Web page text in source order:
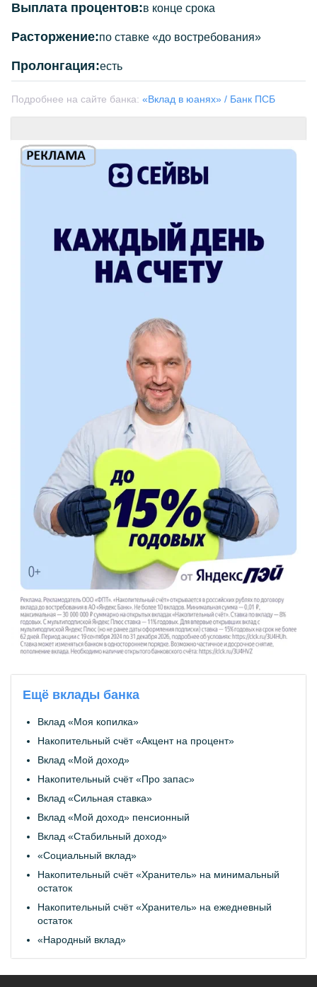
Выплата процентов:в конце срока
Расторжение:по ставке «до востребования»
Пролонгация:есть
Подробнее на сайте банка: «Вклад в юанях» / Банк ПСБ
Ещё вклады банка
Вклад «Моя копилка»
Накопительный счёт «Акцент на процент»
Вклад «Мой доход»
Накопительный счёт «Про запас»
Вклад «Сильная ставка»
Вклад «Мой доход» пенсионный
Вклад «Стабильный доход»
«Социальный вклад»
Накопительный счёт «Хранитель» на минимальный
остаток
Накопительный счёт «Хранитель» на ежедневный
остаток
«Народный вклад»